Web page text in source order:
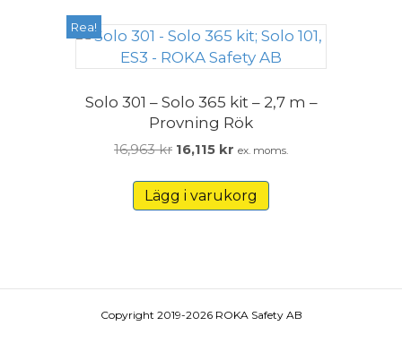
Rea!
Solo 301 – Solo 365 kit – 2,7 m –
Provning Rök
16,963kr Det
priset
var:
16,115 kr Det
priset
är:
ex. moms.
Lägg i varukorg
Copyright 2019-2026 ROKA Safety AB